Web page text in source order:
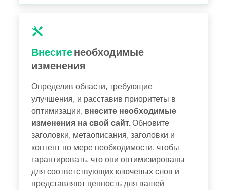
Внеситенеобходимые
изменения
Определив области, требующие
улучшения, и расставив приоритеты в
оптимизации, внесите необходимые
изменения на свой сайт.Обновите
заголовки, метаописания, заголовки и
контент по мере необходимости, чтобы
гарантировать, что они оптимизированы
для соответствующих ключевых слов и
представляют ценность для вашей